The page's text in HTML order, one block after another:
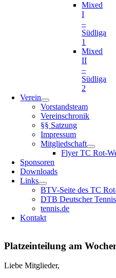
Mixed
I
–
Südliga
1
Mixed
II
–
Südliga
2
Verein
Vorstandsteam
Vereinschronik
§§ Satzung
Impressum
Mitgliedschaft
Flyer TC Rot-
Sponsoren
Downloads
Links
BTV-Seite des TC
DTB Deutscher
tennis.de
Kontakt
Platzeinteilung am
Liebe Mitglieder,